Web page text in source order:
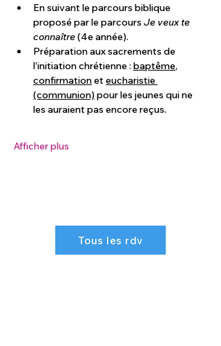
En suivant le parcours biblique
proposé par le parcours Je veux te
connaître (4e année).
Préparation aux sacrements de
l’initiation chrétienne : baptême,
confirmation et eucharistie
(communion) pour les jeunes qui ne
les auraient pas encore reçus.
Afficher plus
Tous les rdv